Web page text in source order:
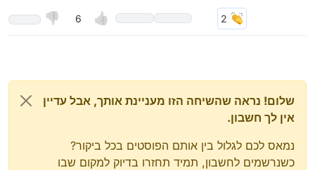
6
שלום! נראה שהשיחה הזו מעניינת אותך, אבל עדיין
אין לך חשבון.
נמאס לכם לגלול בין אותם הפוסטים בכל ביקור?
כשנרשמים לחשבון, תמיד תחזרו בדיוק למקום שבו